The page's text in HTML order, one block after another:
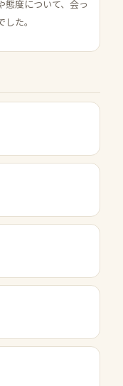
態度について、会っ
た。